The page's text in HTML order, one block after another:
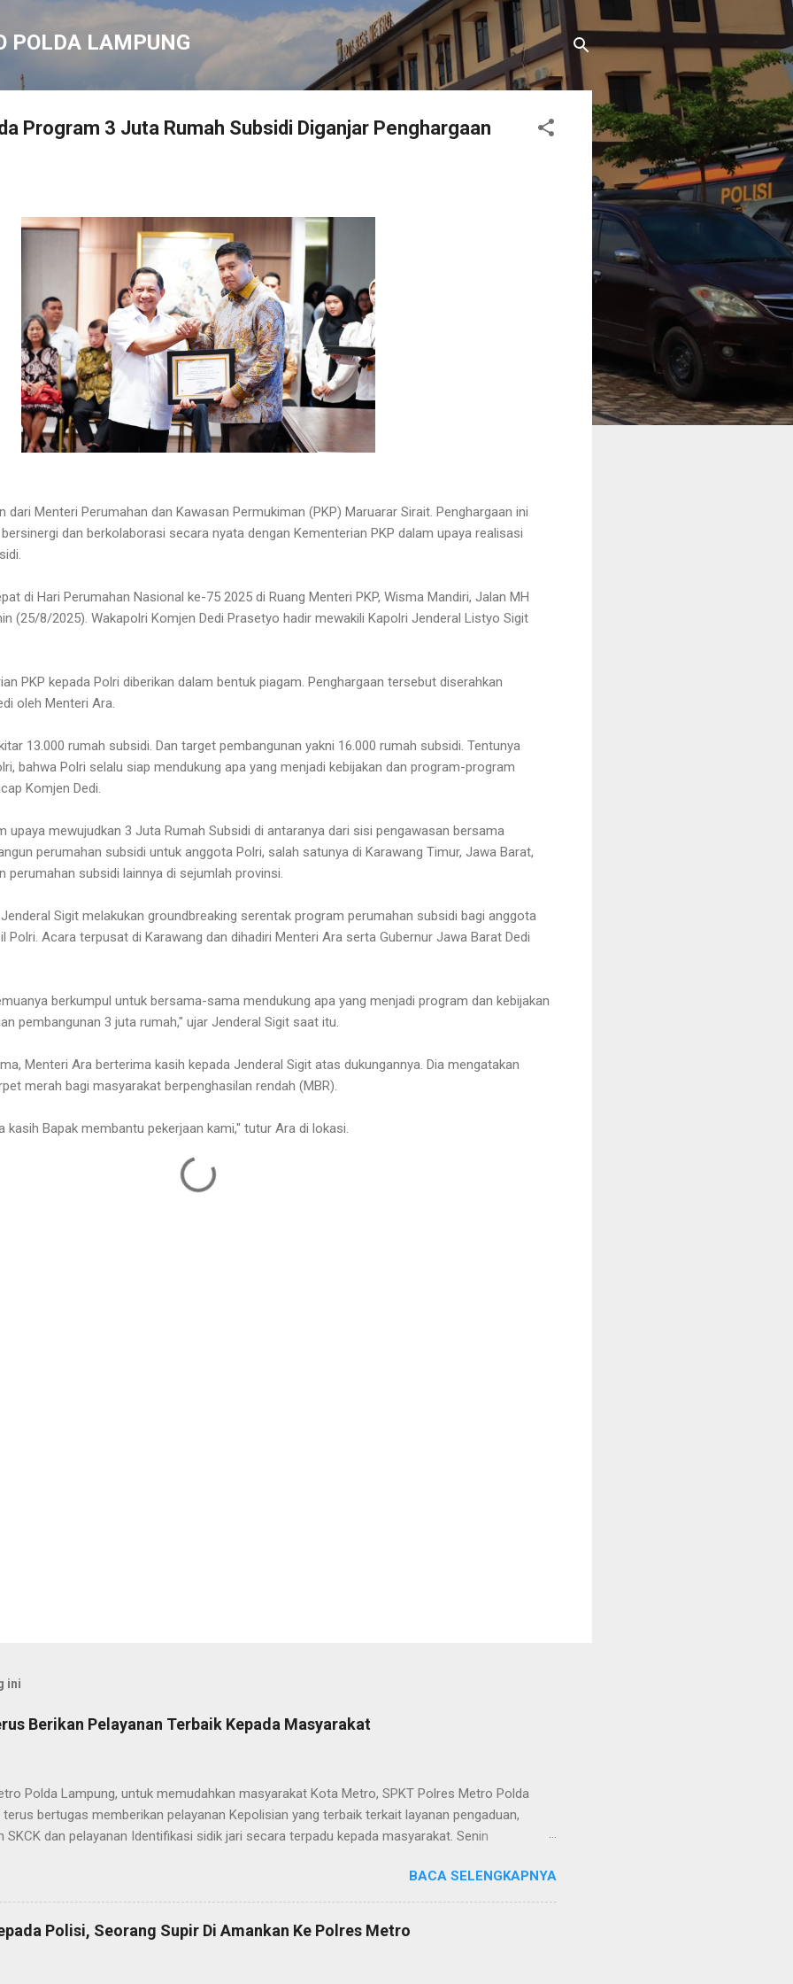
Langsung ke konten utama
POLDA LAMPUNG
Program 3 Juta Rumah Subsidi Diganjar Penghargaan
dari Menteri Perumahan dan Kawasan Permukiman (PKP) Maruarar Sirait. Penghargaan ini
dan berkolaborasi secara nyata dengan Kementerian PKP dalam upaya realisasi
di Hari Perumahan Nasional ke-75 2025 di Ruang Menteri PKP, Wisma Mandiri, Jalan MH
(25/8/2025). Wakapolri Komjen Dedi Prasetyo hadir mewakili Kapolri Jenderal Listyo Sigit
PKP kepada Polri diberikan dalam bentuk piagam. Penghargaan tersebut diserahkan
oleh Menteri Ara.
13.000 rumah subsidi. Dan target pembangunan yakni 16.000 rumah subsidi. Tentunya
bahwa Polri selalu siap mendukung apa yang menjadi kebijakan dan program-program
Komjen Dedi.
upaya mewujudkan 3 Juta Rumah Subsidi di antaranya dari sisi pengawasan bersama
perumahan subsidi untuk anggota Polri, salah satunya di Karawang Timur, Jawa Barat,
perumahan subsidi lainnya di sejumlah provinsi.
Sigit melakukan groundbreaking serentak program perumahan subsidi bagi anggota
Polri. Acara terpusat di Karawang dan dihadiri Menteri Ara serta Gubernur Jawa Barat Dedi
berkumpul untuk bersama-sama mendukung apa yang menjadi program dan kebijakan
pembangunan 3 juta rumah," ujar Jenderal Sigit saat itu.
Menteri Ara berterima kasih kepada Jenderal Sigit atas dukungannya. Dia mengatakan
merah bagi masyarakat berpenghasilan rendah (MBR).
kasih Bapak membantu pekerjaan kami," tutur Ara di lokasi.
ini
Berikan Pelayanan Terbaik Kepada Masyarakat
Polda Lampung, untuk memudahkan masyarakat Kota Metro, SPKT Polres Metro Polda
bertugas memberikan pelayanan Kepolisian yang terbaik terkait layanan pengaduan,
SKCK dan pelayanan Identifikasi sidik jari secara terpadu kepada masyarakat. Senin
telah berusaha memberikan pelayanan terbaik kepada masyarakat. Kapolres Metro AKBP
Nugroho S.IK, M.IK mengatakan “SPKT Polres Metro akan terus berusaha memberikan
yang terbaik kepada masyarakat yang membutuhkan pelayanan kepolisian, baik informasi
lainnya.” “SPKT adalah pusat jaringan dari sistem fungsi Kepolisian, ketika telah
BACA SELENGKAPNYA
Polisi, Seorang Supir Di Amankan Ke Polres Metro